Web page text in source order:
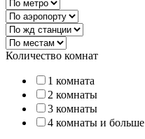
Количество комнат
1 комната
2 комнаты
3 комнаты
4 комнаты и больше